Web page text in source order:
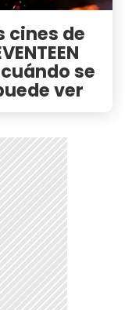
cines de
cuándo se
ver